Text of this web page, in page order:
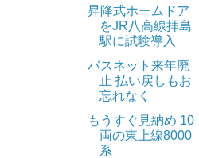
昇降式ホームドア
をJR八高線拝島
駅に試験導入
パスネット来年廃
止 払い戻しもお
忘れなく
もうすぐ見納め 10
両の東上線8000
系